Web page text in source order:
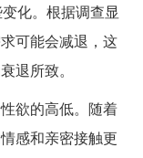
化。根据调查显
可能会减退，这
退所致。
欲的高低。随着
感和亲密接触更